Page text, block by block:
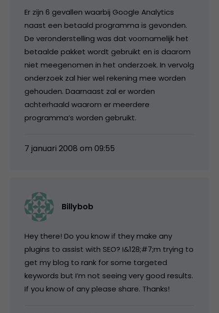
Er zijn 6 gevallen waarbij Google Analytics
naast een betaald programma is gevonden.
De veronderstelling was dat voornamelijk het
betaalde pakket wordt gebruikt en is daarom
niet meegenomen in het onderzoek. In vervolg
onderzoek zal hier wel rekening mee worden
gehouden. Daarnaast zal er worden
achterhaald waarom er meerdere
programma’s worden gebruikt.
7 januari 2008 om 09:55
Billybob
Hey there! Do you know if they make any
plugins to assist with SEO? I&128;#7;m trying to
get my blog to rank for some targeted
keywords but I’m not seeing very good results.
If you know of any please share. Thanks!